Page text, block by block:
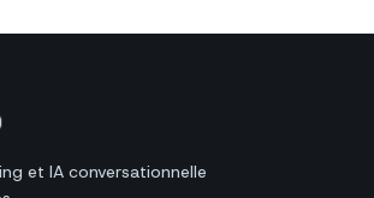
et IA conversationnelle